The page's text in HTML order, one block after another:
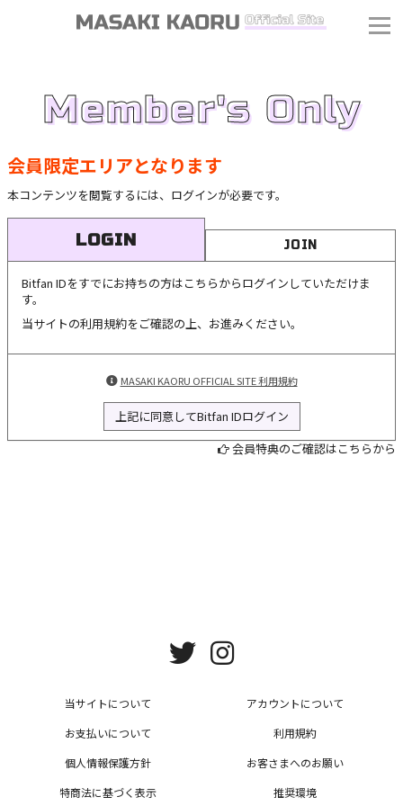
Member's Only
会員限定エリアとなります
本コンテンツを閲覧するには、ログインが必要です。
LOGIN JOIN
Bitfan IDをすでにお持ちの方はこちらからログインしていただけま
す。
当サイトの利用規約をご確認の上、お進みください。
MASAKI KAORU OFFICIAL SITE 利用規約
上記に同意してBitfan IDログイン
会員特典のご確認はこちらから
当サイトについて
アカウントについて
お支払いについて
利用規約
個人情報保護方針
お客さまへのお願い
特商法に基づく表示
推奨環境